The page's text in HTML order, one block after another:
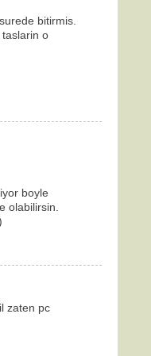
bitirmis.
o
boyle
olabilirsin.
zaten pc